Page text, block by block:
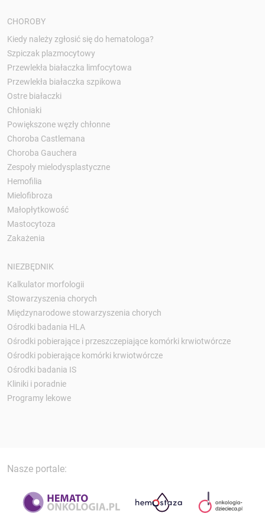
CHOROBY
Kiedy należy zgłosić się do hematologa?
Szpiczak plazmocytowy
Przewlekła białaczka limfocytowa
Przewlekła białaczka szpikowa
Ostre białaczki
Chłoniaki
Powiększone węzły chłonne
Choroba Castlemana
Choroba Gauchera
Zespoły mielodysplastyczne
Hemofilia
Mielofibroza
Małopłytkowość
Mastocytoza
Zakażenia
NIEZBĘDNIK
Kalkulator morfologii
Stowarzyszenia chorych
Międzynarodowe stowarzyszenia chorych
Ośrodki badania HLA
Ośrodki pobierające i przeszczepiające komórki krwiotwórcze
Ośrodki pobierające komórki krwiotwórcze
Ośrodki badania IS
Kliniki i poradnie
Programy lekowe
Nasze portale: